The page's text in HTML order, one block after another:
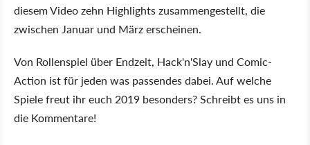
diesem Video zehn Highlights zusammengestellt, die
zwischen Januar und März erscheinen.
Von Rollenspiel über Endzeit, Hack'n'Slay und Comic-
Action ist für jeden was passendes dabei. Auf welche
Spiele freut ihr euch 2019 besonders? Schreibt es uns in
die Kommentare!